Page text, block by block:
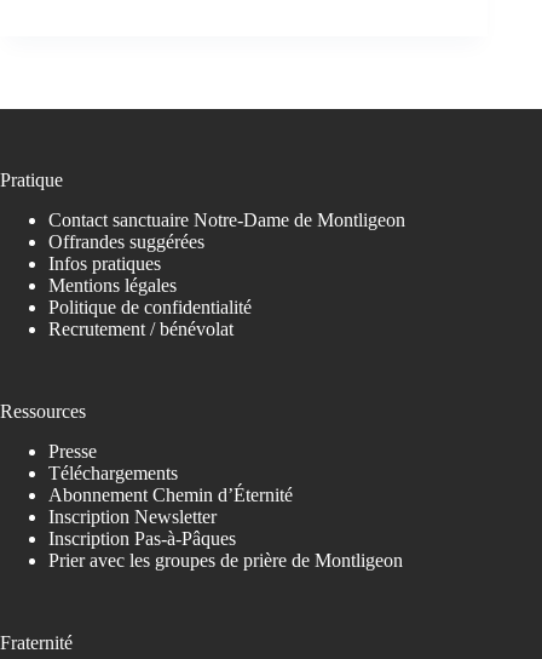
Pratique
Contact sanctuaire Notre-Dame de Montligeon
Offrandes suggérées
Infos pratiques
Mentions légales
Politique de confidentialité
Recrutement / bénévolat
Ressources
Presse
Téléchargements
Abonnement Chemin d’Éternité
Inscription Newsletter
Inscription Pas-à-Pâques
Prier avec les groupes de prière de Montligeon
Fraternité